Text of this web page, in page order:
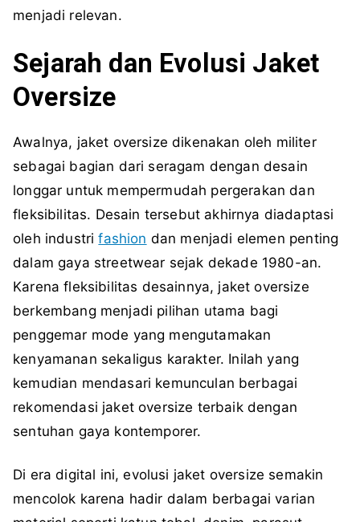
menjadi relevan.
Sejarah dan Evolusi Jaket
Oversize
Awalnya, jaket oversize dikenakan oleh militer
sebagai bagian dari seragam dengan desain
longgar untuk mempermudah pergerakan dan
fleksibilitas. Desain tersebut akhirnya diadaptasi
oleh industrifashion dan menjadi elemen penting
dalam gaya streetwear sejak dekade 1980-an.
Karena fleksibilitas desainnya, jaket oversize
berkembang menjadi pilihan utama bagi
penggemar mode yang mengutamakan
kenyamanan sekaligus karakter. Inilah yang
kemudian mendasari kemunculan berbagai
rekomendasi jaket oversize terbaik dengan
sentuhan gaya kontemporer.
Di era digital ini, evolusi jaket oversize semakin
mencolok karena hadir dalam berbagai varian